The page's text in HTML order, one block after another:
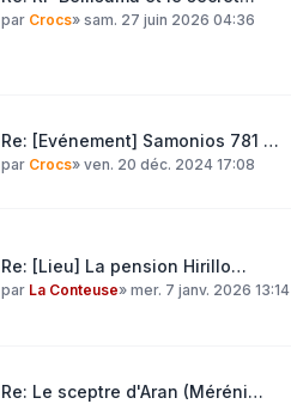
par Crocs» sam. 27 juin 2026 04:36
Re: [Evénement] Samonios 781 …
par Crocs» ven. 20 déc. 2024 17:08
Re: [Lieu] La pension Hirillo…
par La Conteuse» mer. 7 janv. 2026 13:14
Re: Le sceptre d'Aran (Méréni…